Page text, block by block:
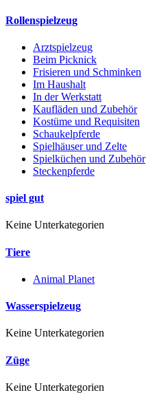
Rollenspielzeug
Arztspielzeug
Beim Picknick
Frisieren und Schminken
Im Haushalt
In der Werkstatt
Kaufläden und Zubehör
Kostüme und Requisiten
Schaukelpferde
Spielhäuser und Zelte
Spielküchen und Zubehör
Steckenpferde
spiel gut
Keine Unterkategorien
Tiere
Animal Planet
Wasserspielzeug
Keine Unterkategorien
Züge
Keine Unterkategorien